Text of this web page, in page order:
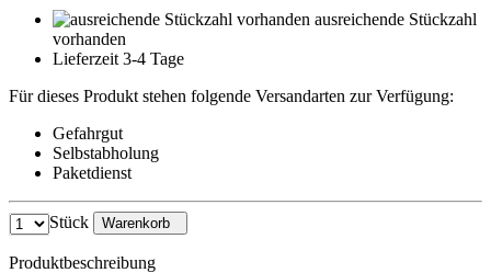
ausreichende Stückzahl
vorhanden
Lieferzeit 3-4 Tage
Für dieses Produkt stehen folgende Versandarten zur Verfügung:
Gefahrgut
Selbstabholung
Paketdienst
Stück Warenkorb
Produktbeschreibung